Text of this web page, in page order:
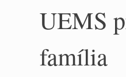
UEMS
família